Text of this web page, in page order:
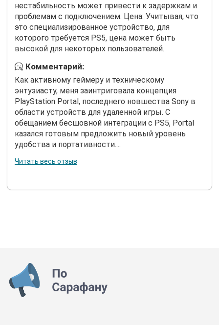
нестабильность может привести к задержкам и
проблемам с подключением. Цена: Учитывая, что
это специализированное устройство, для
которого требуется PS5, цена может быть
высокой для некоторых пользователей.
Комментарий:
Как активному геймеру и техническому
энтузиасту, меня заинтриговала концепция
PlayStation Portal, последнего новшества Sony в
области устройств для удаленной игры. С
обещанием бесшовной интеграции с PS5, Portal
казался готовым предложить новый уровень
удобства и портативности....
Читать весь отзыв